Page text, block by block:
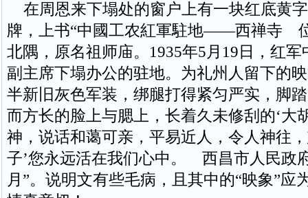
在周恩来下塌处的窗户上有一块红底黄
牌，上书“中國工农紅軍駐地——西禅寺
北隅，原名祖师庙。1935年5月19日，红
副主席下塌办公的驻地。为礼州人留下的
半新旧灰色军装，绑腿打得紧匀严实，脚
而方长的脸上与腮上，长着久未修刮的‘大
神，说话和蔼可亲，平易近人，令人神往
子’您永远活在我们心中。 西昌市人民政
月”。说明文有些毛病，且其中的“映象”应